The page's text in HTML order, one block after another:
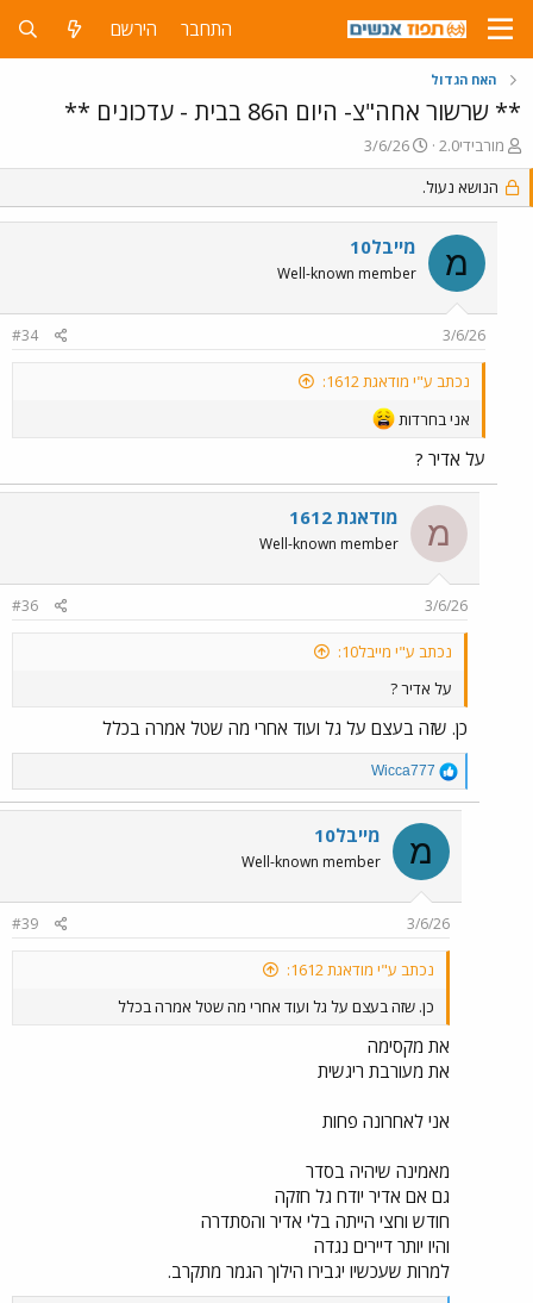
התחבר הירשם
האח הגדול
** שרשור אחה"צ- היום ה86 בבית - עדכונים **
פ
ו
ת
ח
א
מורבידי2.0
פ
ו
ס
ב
ת
ר
3/6/26
הנושא נעול.
מ מייבל10
Well-known member
3/6/26
#34
נכתב ע"י מודאגת 1612:
אני בחרדות
על אדיר ?
מ מודאגת 1612
Well-known member
3/6/26
#36
נכתב ע"י מייבל10:
על אדיר ?
כן. שזה בעצם על גל ועוד אחרי מה שטל אמרה בכלל
R
e
a
c
o
n
s
Wicca777
מ מייבל10
Well-known member
3/6/26
#39
נכתב ע"י מודאגת 1612:
כן. שזה בעצם על גל ועוד אחרי מה שטל אמרה בכלל
את מקסימה
את מעורבת ריגשית
אני לאחרונה פחות
מאמינה שיהיה בסדר
גם אם אדיר יודח גל חזקה
חודש וחצי הייתה בלי אדיר והסתדרה
והיו יותר דיירים נגדה
למרות שעכשיו יגבירו הילוך הגמר מתקרב.